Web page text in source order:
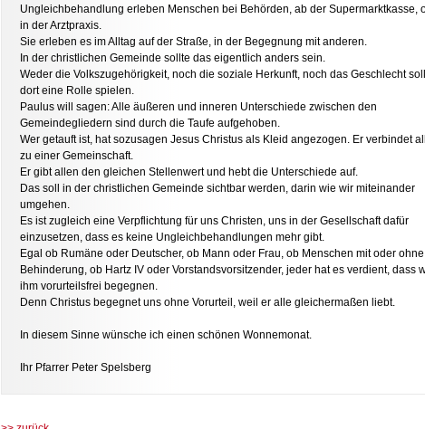
Ungleichbehandlung erleben Menschen bei Behörden, ab der Supermarktkasse,
in der Arztpraxis.
Sie erleben es im Alltag auf der Straße, in der Begegnung mit anderen.
In der christlichen Gemeinde sollte das eigentlich anders sein.
Weder die Volkszugehörigkeit, noch die soziale Herkunft, noch das Geschlecht
dort eine Rolle spielen.
Paulus will sagen: Alle äußeren und inneren Unterschiede zwischen den
Gemeindegliedern sind durch die Taufe aufgehoben.
Wer getauft ist, hat sozusagen Jesus Christus als Kleid angezogen. Er verbindet
zu einer Gemeinschaft.
Er gibt allen den gleichen Stellenwert und hebt die Unterschiede auf.
Das soll in der christlichen Gemeinde sichtbar werden, darin wie wir miteinander
umgehen.
Es ist zugleich eine Verpflichtung für uns Christen, uns in der Gesellschaft dafür
einzusetzen, dass es keine Ungleichbehandlungen mehr gibt.
Egal ob Rumäne oder Deutscher, ob Mann oder Frau, ob Menschen mit oder ohne
Behinderung, ob Hartz IV oder Vorstandsvorsitzender, jeder hat es verdient, dass
ihm vorurteilsfrei begegnen.
Denn Christus begegnet uns ohne Vorurteil, weil er alle gleichermaßen liebt.
In diesem Sinne wünsche ich einen schönen Wonnemonat.
Ihr Pfarrer Peter Spelsberg